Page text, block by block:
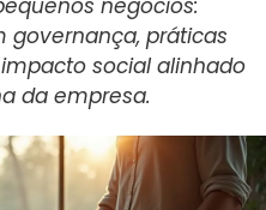
negócios:
governança, práticas
social alinhado
da empresa.